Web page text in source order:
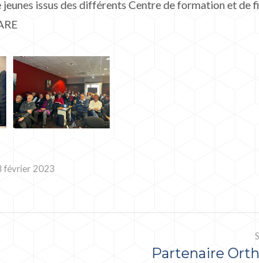
jeunes issus des différents Centre de formation et de
février 2023
Partenaire